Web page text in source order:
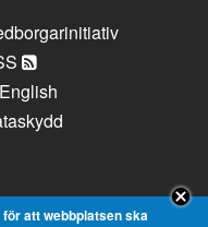
att webbplatsen ska